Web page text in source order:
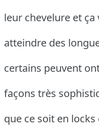
leur chevelure et ça
atteindre des
certains peuvent
façons très
que ce soit en